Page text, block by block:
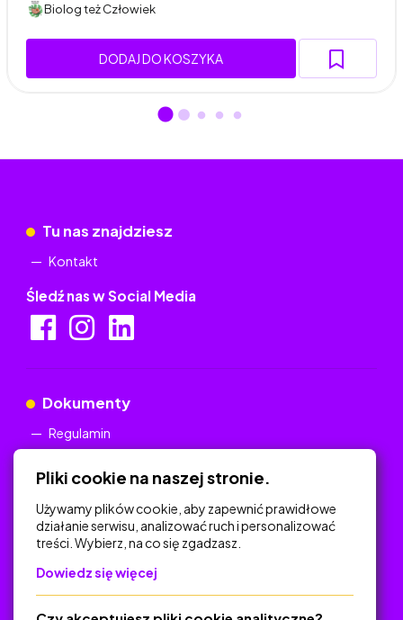
Biolog też Człowiek
DODAJ DO KOSZYKA
Tu nas znajdziesz
Kontakt
Śledź nas w Social Media
Dokumenty
Regulamin
Na skróty
Polityka Prywatności
Regulamin
Pliki cookie na naszej stronie.
Używamy plików cookie, aby zapewnić prawidłowe
działanie serwisu, analizować ruch i personalizować
treści. Wybierz, na co się zgadzasz.
Dowiedz się więcej